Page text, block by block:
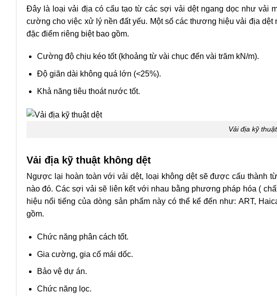
Đây là loại vải địa có cấu tạo từ các sợi vải dệt ngang dọc như vải
cường cho việc xử lý nền đất yếu. Một số các thương hiệu vải địa
đặc điểm riêng biệt bao gồm.
Cường độ chịu kéo tốt (khoảng từ vài chục đến vài trăm kN/m).
Độ giãn dài không quá lớn (<25%).
Khả năng tiêu thoát nước tốt.
Vải địa kỹ
Vải địa kỹ thuật không dệt
Ngược lại hoàn toàn với vải dệt, loại không dệt sẽ được cấu thành
nào đó. Các sợi vải sẽ liên kết với nhau bằng phương pháp hóa (
hiệu nổi tiếng của dòng sản phẩm này có thể kể đến như: ART,
gồm.
Chức năng phân cách tốt.
Gia cường, gia cố mái dốc.
Bảo vệ dự án.
Chức năng lọc.